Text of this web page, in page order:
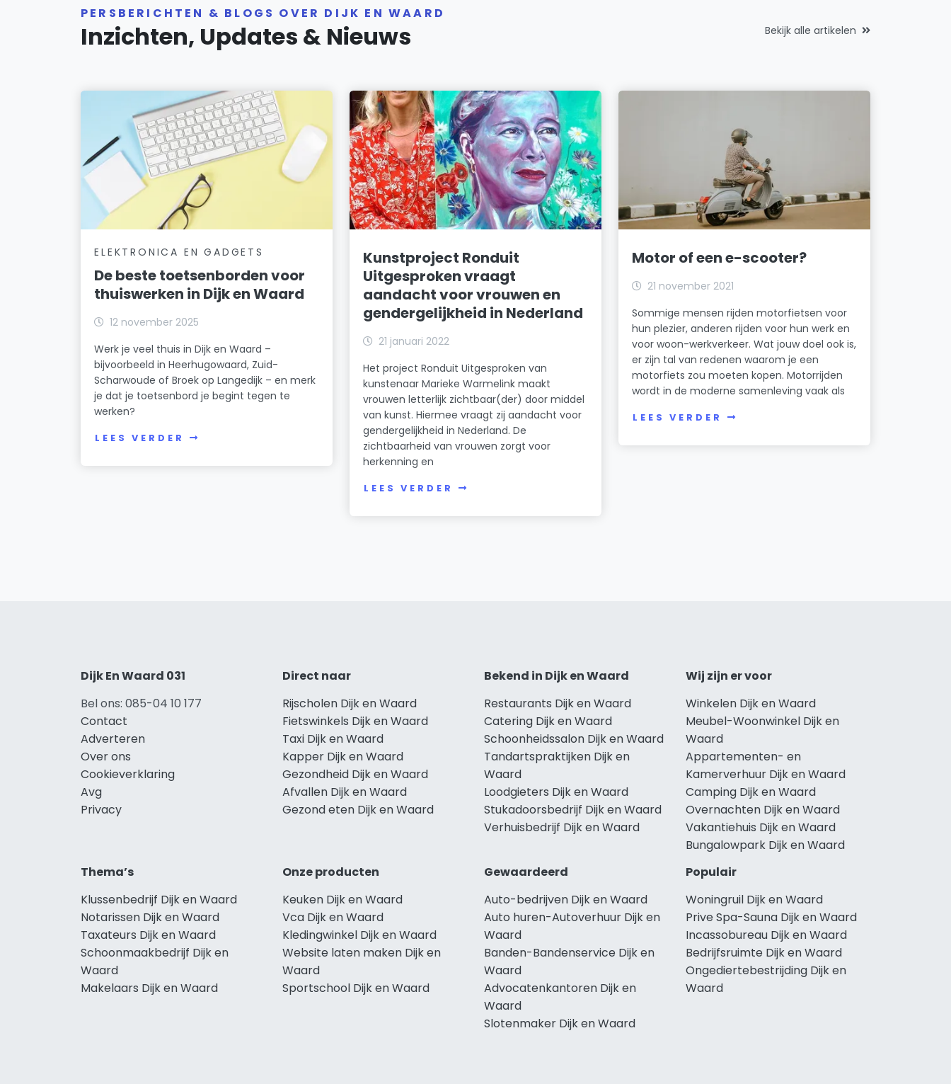
PERSBERICHTEN & BLOGS OVER DIJK EN WAARD
Inzichten, Updates & Nieuws Bekijk alle artikelen
ELEKTRONICA EN GADGETS
De beste toetsenborden voor
thuiswerken in Dijk en Waard
12 november 2025
Werk je veel thuis in Dijk en Waard –
bijvoorbeeld in Heerhugowaard, Zuid-
Scharwoude of Broek op Langedijk – en merk
je dat je toetsenbord je begint tegen te
werken?
LEES VERDER
Kunstproject Ronduit
Uitgesproken vraagt
aandacht voor vrouwen en
gendergelijkheid in Nederland
21 januari 2022
Het project Ronduit Uitgesproken van
kunstenaar Marieke Warmelink maakt
vrouwen letterlijk zichtbaar(der) door middel
van kunst. Hiermee vraagt zij aandacht voor
gendergelijkheid in Nederland. De
zichtbaarheid van vrouwen zorgt voor
herkenning en
LEES VERDER
Motor of een e-scooter?
21 november 2021
Sommige mensen rijden motorfietsen voor
hun plezier, anderen rijden voor hun werk en
voor woon-werkverkeer. Wat jouw doel ook is,
er zijn tal van redenen waarom je een
motorfiets zou moeten kopen. Motorrijden
wordt in de moderne samenleving vaak als
LEES VERDER
Dijk En Waard 031
Bel ons: 085-04 10 177
Contact
Adverteren
Over ons
Cookieverklaring
Avg
Privacy
Direct naar
Rijscholen Dijk en Waard
Fietswinkels Dijk en Waard
Taxi Dijk en Waard
Kapper Dijk en Waard
Gezondheid Dijk en Waard
Afvallen Dijk en Waard
Gezond eten Dijk en Waard
Bekend in Dijk en Waard
Restaurants Dijk en Waard
Catering Dijk en Waard
Schoonheidssalon Dijk en Waard
Tandartspraktijken Dijk en
Waard
Loodgieters Dijk en Waard
Stukadoorsbedrijf Dijk en Waard
Verhuisbedrijf Dijk en Waard
Wij zijn er voor
Winkelen Dijk en Waard
Meubel-Woonwinkel Dijk en
Waard
Appartementen- en
Kamerverhuur Dijk en Waard
Camping Dijk en Waard
Overnachten Dijk en Waard
Vakantiehuis Dijk en Waard
Bungalowpark Dijk en Waard
Thema’s
Klussenbedrijf Dijk en Waard
Notarissen Dijk en Waard
Taxateurs Dijk en Waard
Schoonmaakbedrijf Dijk en
Waard
Makelaars Dijk en Waard
Onze producten
Keuken Dijk en Waard
Vca Dijk en Waard
Kledingwinkel Dijk en Waard
Website laten maken Dijk en
Waard
Sportschool Dijk en Waard
Gewaardeerd
Auto-bedrijven Dijk en Waard
Auto huren-Autoverhuur Dijk en
Waard
Banden-Bandenservice Dijk en
Waard
Advocatenkantoren Dijk en
Waard
Slotenmaker Dijk en Waard
Populair
Woningruil Dijk en Waard
Prive Spa-Sauna Dijk en Waard
Incassobureau Dijk en Waard
Bedrijfsruimte Dijk en Waard
Ongediertebestrijding Dijk en
Waard